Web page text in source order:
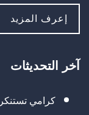
إعرف المزيد
آخر التحديثات
كرامي